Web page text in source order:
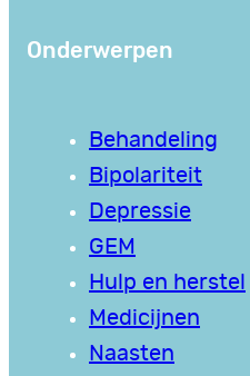
Onderwerpen
Behandeling
Bipolariteit
Depressie
GEM
Hulp en herstel
Medicijnen
Naasten